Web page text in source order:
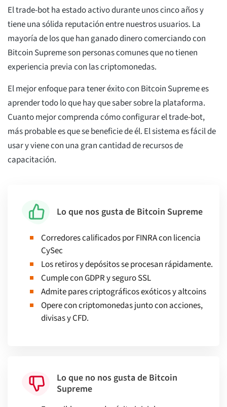
El trade-bot ha estado activo durante unos cinco años y
tiene una sólida reputación entre nuestros usuarios. La
mayoría de los que han ganado dinero comerciando con
Bitcoin Supreme son personas comunes que no tienen
experiencia previa con las criptomonedas.
El mejor enfoque para tener éxito con Bitcoin Supreme es
aprender todo lo que hay que saber sobre la plataforma.
Cuanto mejor comprenda cómo configurar el trade-bot,
más probable es que se beneficie de él. El sistema es fácil de
usar y viene con una gran cantidad de recursos de
capacitación.
Lo que nos gusta de Bitcoin Supreme
Corredores calificados por FINRA con licencia
CySec
Los retiros y depósitos se procesan rápidamente.
Cumple con GDPR y seguro SSL
Admite pares criptográficos exóticos y altcoins
Opere con criptomonedas junto con acciones,
divisas y CFD.
Lo que no nos gusta de Bitcoin
Supreme